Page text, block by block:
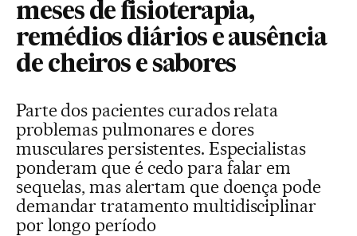
meses de fisioterapia,
remédios diários e ausência
de cheiros e sabores
Parte dos pacientes curados relata
problemas pulmonares e dores
musculares persistentes. Especialistas
ponderam que é cedo para falar em
sequelas, mas alertam que doença pode
demandar tratamento multidisciplinar
por longo período